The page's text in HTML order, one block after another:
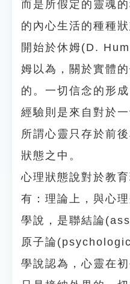
而是所假定的靈魂
的內心生活的種種
開始於休姆(D.
姆以為，關於實體
的。一切信念的形
經驗則是來自對於
所謂心靈只存於前
狀態之中。
心理狀態說對於教
有：理論上，與心
學說，是聯結論
原子論
學說認為，心靈在